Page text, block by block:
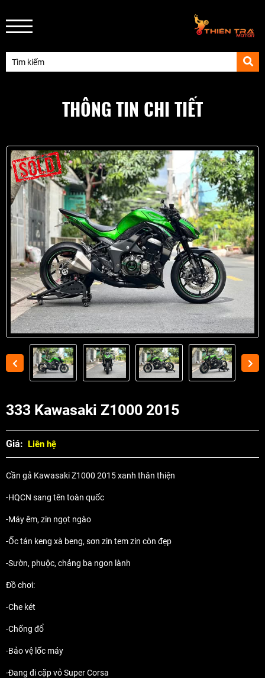
THÔNG TIN CHI TIẾT
333 Kawasaki Z1000 2015
Giá: Liên hệ
Cần gả Kawasaki Z1000 2015 xanh thân thiện
-HQCN sang tên toàn quốc
-Máy êm, zin ngọt ngào
-Ốc tán keng xà beng, sơn zin tem zin còn đẹp
-Sườn, phuộc, chảng ba ngon lành
Đồ chơi:
-Che két
-Chống đổ
-Bảo vệ lốc máy
-Đang đi cặp vỏ Super Corsa